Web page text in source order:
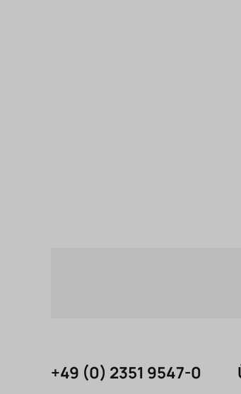
+49 (0) 2351 9547-0